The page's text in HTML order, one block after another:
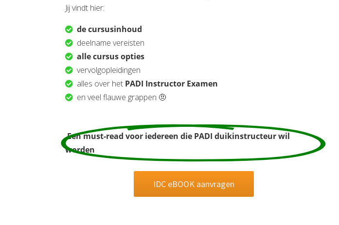
Jij vindt hier:
de cursusinhoud
deelname vereisten
alle cursus opties
vervolgopleidingen
alles over het PADI Instructor Examen
en veel flauwe grappen 🤨
Een must-read voor iedereen die PADI duikinstructeur wil
worden
IDC eBOOK aanvragen